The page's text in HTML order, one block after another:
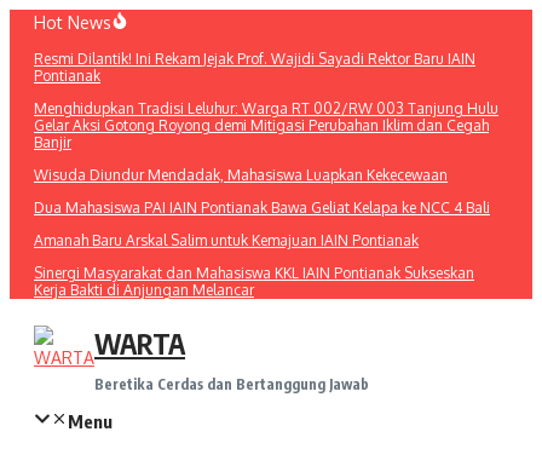
Lewati
konten
Hot News
Resmi Dilantik! Ini Rekam Jejak Prof. Wajidi Sayadi Rektor Baru IAIN
Pontianak
Menghidupkan Tradisi Leluhur: Warga RT 002/RW 003 Tanjung Hulu
Gelar Aksi Gotong Royong demi Mitigasi Perubahan Iklim dan Cegah
Banjir
Wisuda Diundur Mendadak, Mahasiswa Luapkan Kekecewaan
Dua Mahasiswa PAI IAIN Pontianak Bawa Geliat Kelapa ke NCC 4 Bali
Amanah Baru Arskal Salim untuk Kemajuan IAIN Pontianak
Sinergi Masyarakat dan Mahasiswa KKL IAIN Pontianak Sukseskan
Kerja Bakti di Anjungan Melancar
WARTA
Beretika Cerdas dan Bertanggung Jawab
Menu